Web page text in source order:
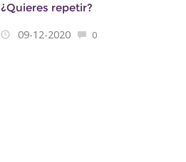
¿Quieres repetir?
09-12-2020
0